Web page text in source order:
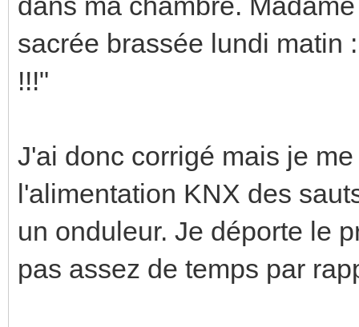
sacrée brassée lundi matin
!!!"
J'ai donc corrigé mais je
l'alimentation KNX des
un onduleur. Je déporte le
pas assez de temps par